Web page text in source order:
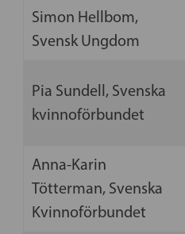
Simon Hellbom,
Svensk Ungdom
Pia Sundell, Svenska
kvinnoförbundet
Anna-Karin
Tötterman, Svenska
Kvinnoförbundet